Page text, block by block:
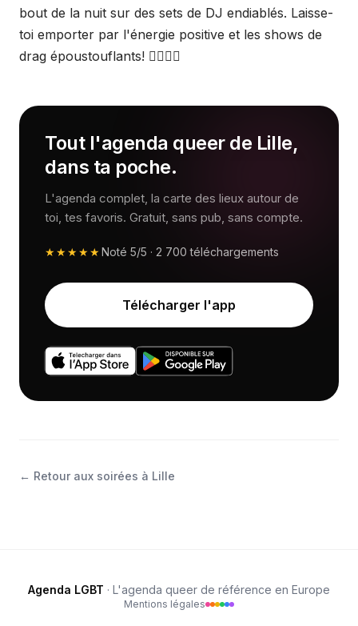
bout de la nuit sur des sets de DJ endiablés. Laisse-
toi emporter par l'énergie positive et les shows de
drag époustouflants! 🏳️‍🌈🎶💃
Tout l'agenda queer de Lille,
dans ta poche.
L'agenda complet, la carte des lieux autour de
toi, tes favoris. Gratuit, sans pub, sans compte.
★★★★★Noté 5/5 · 2 700 téléchargements
Télécharger l'app
← Retour aux soirées à Lille
Agenda LGBT · L'agenda queer de référence en Europe
Mentions légales